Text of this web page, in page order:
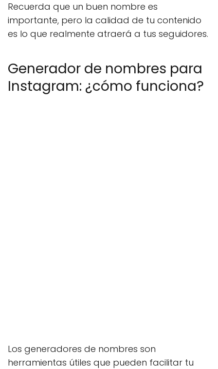
Recuerda que un buen nombre es
importante, pero la calidad de tu contenido
es lo que realmente atraerá a tus seguidores.
Generador de nombres para
Instagram: ¿cómo funciona?
Los generadores de nombres son
herramientas útiles que pueden facilitar tu